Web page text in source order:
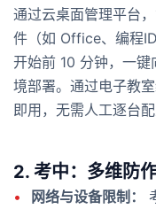
通过云桌面管理平台
件（如 Office、编程
开始前 10 分钟，一
境部署。通过电子教
即用，无需人工逐台配
2. 考中：多维防
• 网络与设备限制：